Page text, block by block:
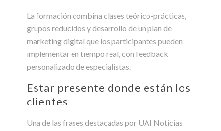
La formación combina clases teórico-prácticas,
grupos reducidos y desarrollo de un plan de
marketing digital que los participantes pueden
implementar en tiempo real, con feedback
personalizado de especialistas.
Estar presente donde están los
clientes
Una de las frases destacadas por UAI Noticias